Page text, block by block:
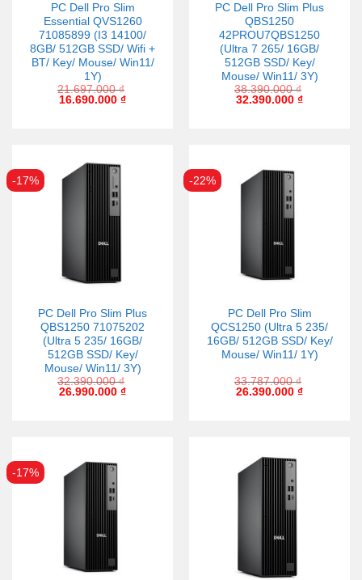
PC Dell Pro Slim
Essential QVS1260
71085899 (I3 14100/
8GB/ 512GB SSD/ Wifi +
BT/ Key/ Mouse/ Win11/
1Y)
21.697.000₫
16.690.000 ₫
PC Dell Pro Slim Plus
QBS1250
42PROU7QBS1250
(Ultra 7 265/ 16GB/
512GB SSD/ Key/
Mouse/ Win11/ 3Y)
38.390.000₫
32.390.000 ₫
-17%
PC Dell Pro Slim Plus
QBS1250 71075202
(Ultra 5 235/ 16GB/
512GB SSD/ Key/
Mouse/ Win11/ 3Y)
32.390.000₫
26.990.000 ₫
-22%
PC Dell Pro Slim
QCS1250 (Ultra 5 235/
16GB/ 512GB SSD/ Key/
Mouse/ Win11/ 1Y)
33.787.000₫
26.390.000 ₫
-17%